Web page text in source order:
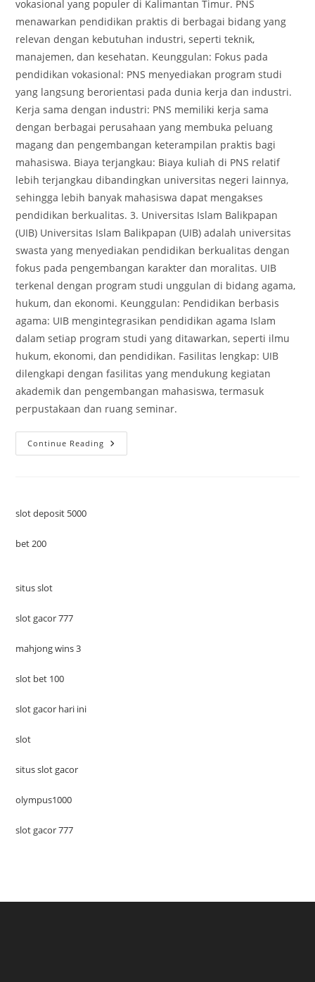
vokasional yang populer di Kalimantan Timur. PNS
menawarkan pendidikan praktis di berbagai bidang yang
relevan dengan kebutuhan industri, seperti teknik,
manajemen, dan kesehatan. Keunggulan: Fokus pada
pendidikan vokasional: PNS menyediakan program studi
yang langsung berorientasi pada dunia kerja dan industri.
Kerja sama dengan industri: PNS memiliki kerja sama
dengan berbagai perusahaan yang membuka peluang
magang dan pengembangan keterampilan praktis bagi
mahasiswa. Biaya terjangkau: Biaya kuliah di PNS relatif
lebih terjangkau dibandingkan universitas negeri lainnya,
sehingga lebih banyak mahasiswa dapat mengakses
pendidikan berkualitas. 3. Universitas Islam Balikpapan
(UIB) Universitas Islam Balikpapan (UIB) adalah universitas
swasta yang menyediakan pendidikan berkualitas dengan
fokus pada pengembangan karakter dan moralitas. UIB
terkenal dengan program studi unggulan di bidang agama,
hukum, dan ekonomi. Keunggulan: Pendidikan berbasis
agama: UIB mengintegrasikan pendidikan agama Islam
dalam setiap program studi yang ditawarkan, seperti ilmu
hukum, ekonomi, dan pendidikan. Fasilitas lengkap: UIB
dilengkapi dengan fasilitas yang mendukung kegiatan
akademik dan pengembangan mahasiswa, termasuk
perpustakaan dan ruang seminar.
Continue Reading Universitas
Terbaik
slot deposit 5000
bet 200
situs slot
slot gacor 777
mahjong wins 3
slot bet 100
slot gacor hari ini
slot
situs slot gacor
olympus1000
slot gacor 777